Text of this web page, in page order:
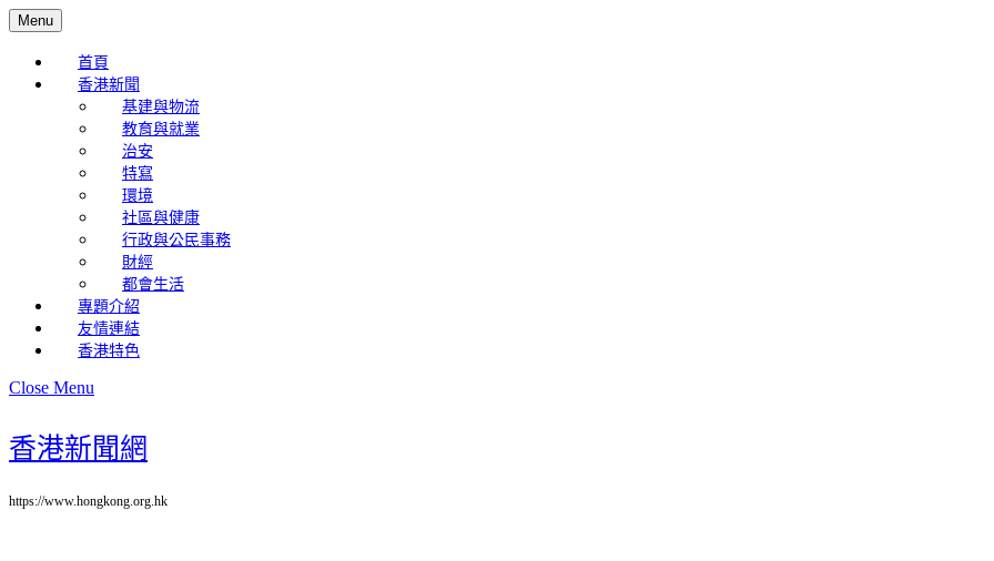
Skip
to
content
MenuMenu
首頁
香港新聞
基建與物流
教育與就業
治安
特寫
環境
社區與健康
行政與公民事務
財經
都會生活
專題介紹
友情連結
香港特色
Close Menu
香港新聞網
https://www.hongkong.org.hk